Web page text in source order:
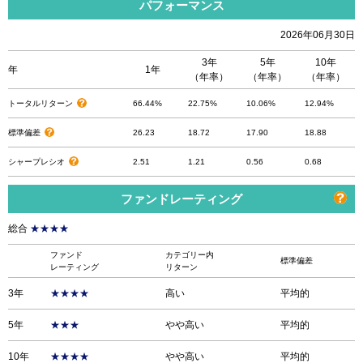
パフォーマンス
2026年06月30日
年 1年
3年
（年率）
5年
（年率）
10年
（年率）
トータルリターン 66.44% 22.75% 10.06% 12.94%
標準偏差 26.23 18.72 17.90 18.88
シャープレシオ 2.51 1.21 0.56 0.68
ファンドレーティング
総合 ★★★★
ファンド
レーティング
カテゴリー内
リターン
標準偏差
3年 ★★★★ 高い 平均的
5年 ★★★ やや高い 平均的
10年 ★★★★ やや高い 平均的